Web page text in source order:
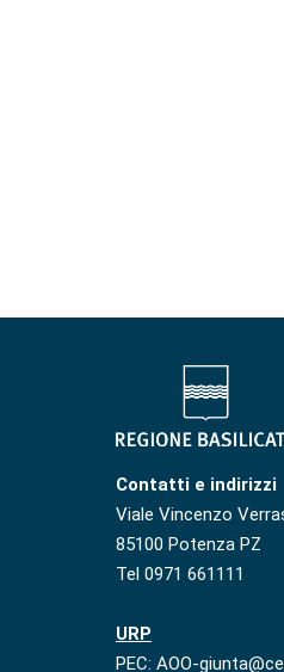
Contatti e indirizzi
Viale Vincenzo
85100 Potenza PZ
Tel 0971 661111
URP
PEC: AOO-